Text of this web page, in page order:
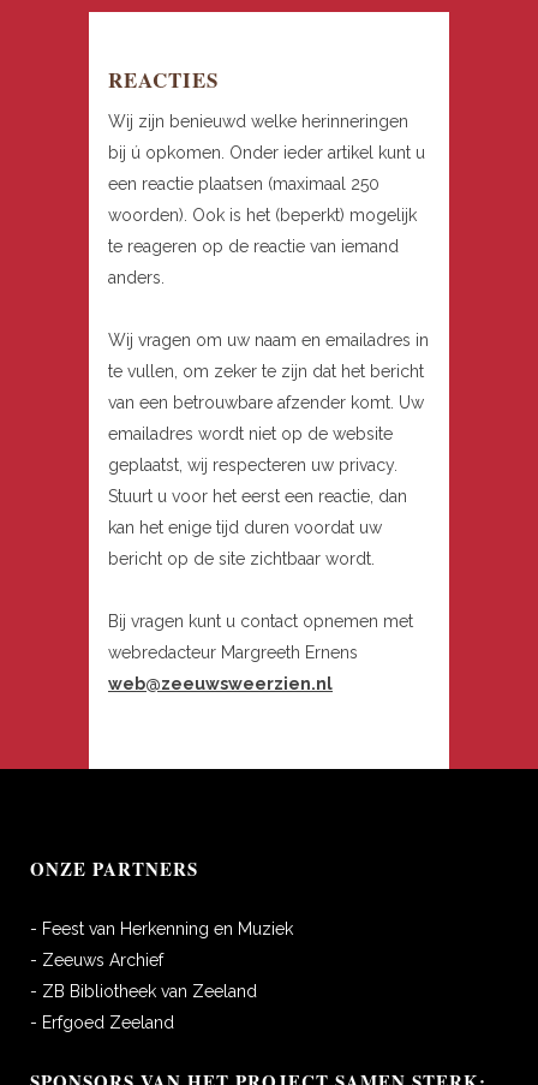
REACTIES
Wij zijn benieuwd welke herinneringen
bij ú opkomen. Onder ieder artikel kunt u
een reactie plaatsen (maximaal 250
woorden). Ook is het (beperkt) mogelijk
te reageren op de reactie van iemand
anders.
Wij vragen om uw naam en emailadres in
te vullen, om zeker te zijn dat het bericht
van een betrouwbare afzender komt. Uw
emailadres wordt niet op de website
geplaatst, wij respecteren uw privacy.
Stuurt u voor het eerst een reactie, dan
kan het enige tijd duren voordat uw
bericht op de site zichtbaar wordt.
Bij vragen kunt u contact opnemen met
webredacteur Margreeth Ernens
web@zeeuwsweerzien.nl
ONZE PARTNERS
- Feest van Herkenning en Muziek
- Zeeuws Archief
- ZB Bibliotheek van Zeeland
- Erfgoed Zeeland